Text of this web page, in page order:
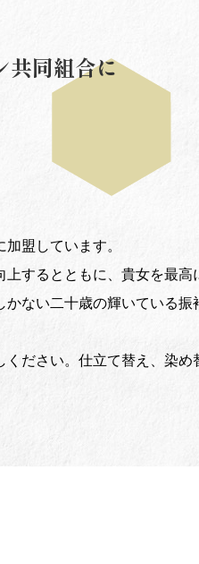
共同組合に
盟しています。
するとともに、貴女を最
ない二十歳の輝いている振
ださい。仕立て替え、染